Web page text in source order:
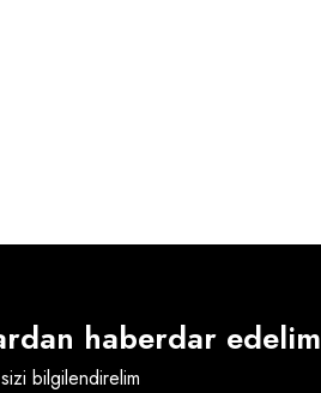
haberdar edelim
bilgilendirelim